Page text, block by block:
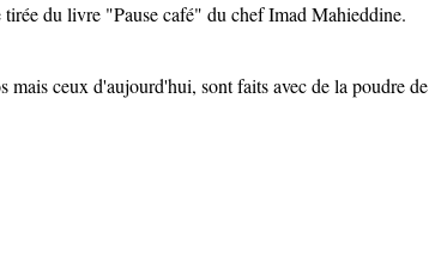
du livre "Pause café" du chef Imad Mahieddine.
mais ceux d'aujourd'hui, sont faits avec de la poudre de